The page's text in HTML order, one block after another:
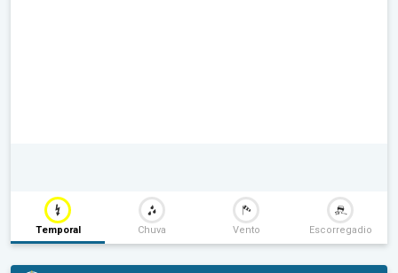
Temporal Chuva Vento Escorregadio